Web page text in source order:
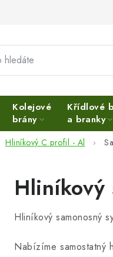
Kolejové
brány
Křídlové
a branky
Hliníkový C profil - Al
Hliníkový
Hliníkový samonosný
Nabízíme samostatný